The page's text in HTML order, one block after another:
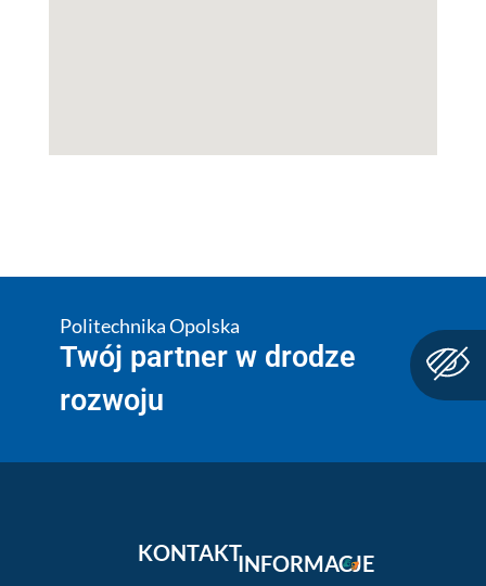
Politechnika Opolska
Twój partner w drodze
rozwoju
KONTAKTINFORMACJE